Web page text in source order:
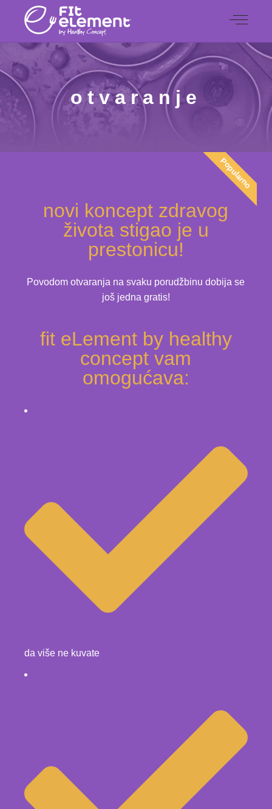
otvaranje
novi koncept zdravog
života stigao je u
prestonicu!
Povodom otvaranja na svaku porudžbinu dobija se
još jedna gratis!
fit eLement by healthy
concept vam
omogućava:
da više ne kuvate
Popularno
Popularno